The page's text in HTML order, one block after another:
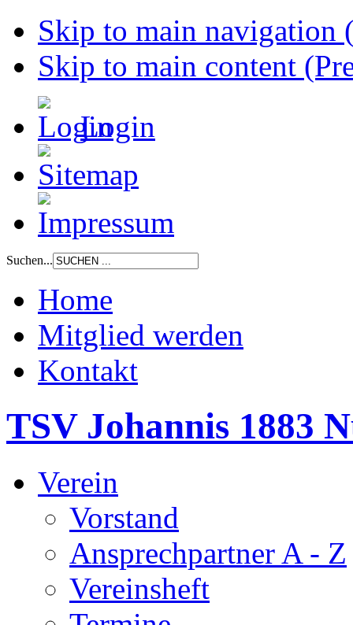
Skip to main navigation
Skip to main content
Login
Suchen...
Home
Mitglied werden
Kontakt
TSV Johannis 1883
Verein
Vorstand
Ansprechpartner A - Z
Vereinsheft